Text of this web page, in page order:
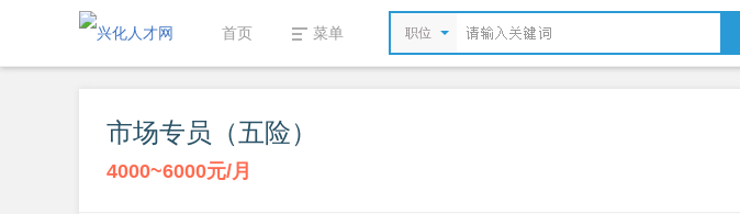
首页 菜单 职位
市场专员（五险）
4000~6000元/月